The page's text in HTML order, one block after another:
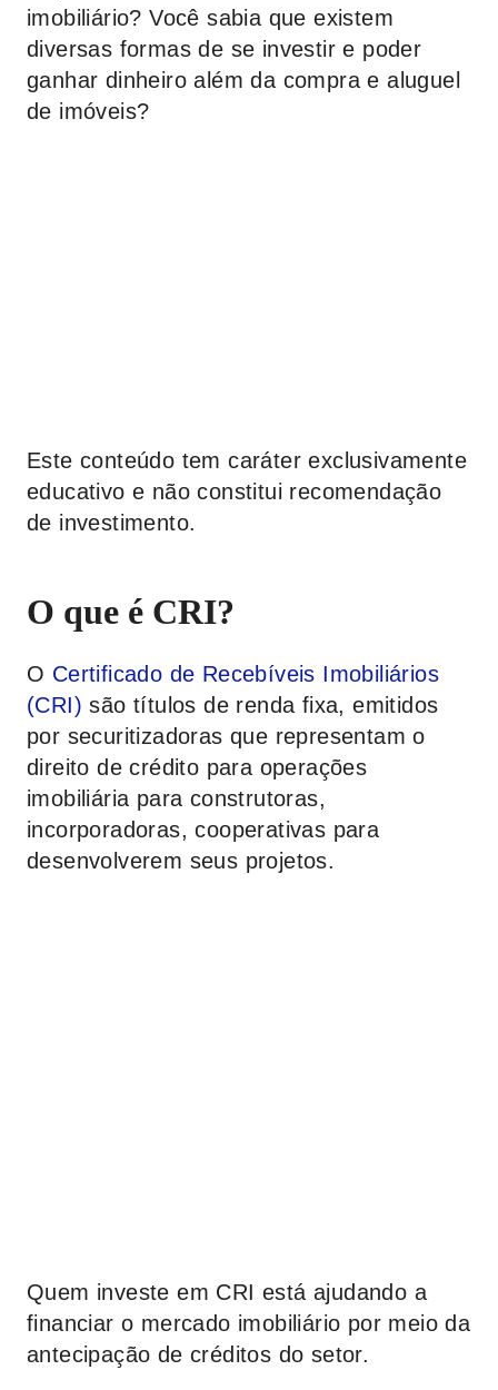
imobiliário? Você sabia que existem
diversas formas de se investir e poder
ganhar dinheiro além da compra e aluguel
de imóveis?
Este conteúdo tem caráter exclusivamente
educativo e não constitui recomendação
de investimento.
O que é CRI?
O Certificado de Recebíveis Imobiliários
(CRI) são títulos de renda fixa, emitidos
por securitizadoras que representam o
direito de crédito para operações
imobiliária para construtoras,
incorporadoras, cooperativas para
desenvolverem seus projetos.
Quem investe em CRI está ajudando a
financiar o mercado imobiliário por meio da
antecipação de créditos do setor.